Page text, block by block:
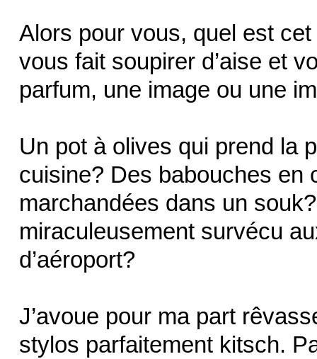
Alors pour vous, quel est
vous fait soupirer d’aise et
parfum, une image ou une
Un pot à olives qui prend la
cuisine? Des babouches en
marchandées dans un
miraculeusement survécu
d’aéroport?
J’avoue pour ma part
stylos parfaitement kitsch.